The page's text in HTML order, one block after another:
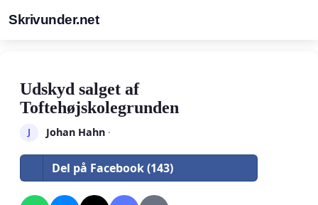
Skrivunder.net
Udskyd salget af
Toftehøjskolegrunden
J Johan Hahn·
Del på Facebook (143)